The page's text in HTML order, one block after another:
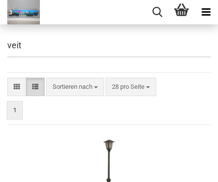
veit
Sortieren nach
Sortieren nach 28 pro Seite
pro Seite
1